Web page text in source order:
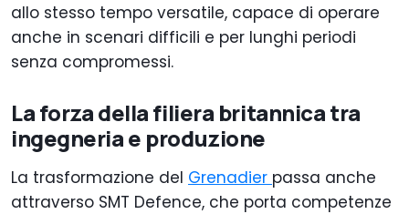
allo stesso tempo versatile, capace di operare
anche in scenari difficili e per lunghi periodi
senza compromessi.
La forza della filiera britannica tra
ingegneria e produzione
La trasformazione del Grenadier passa anche
attraverso SMT Defence, che porta competenze